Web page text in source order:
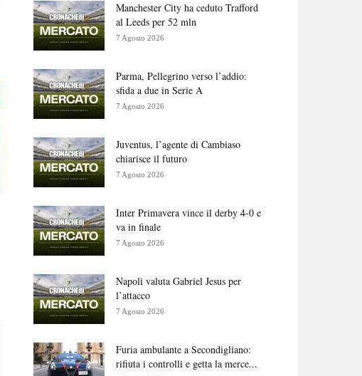
Manchester City ha ceduto Trafford
al Leeds per 52 mln
7 Agosto 2026
Parma, Pellegrino verso l’addio:
sfida a due in Serie A
7 Agosto 2026
Juventus, l’agente di Cambiaso
chiarisce il futuro
7 Agosto 2026
Inter Primavera vince il derby 4-0 e
va in finale
7 Agosto 2026
Napoli valuta Gabriel Jesus per
l’attacco
7 Agosto 2026
Furia ambulante a Secondigliano:
rifiuta i controlli e getta la merce...